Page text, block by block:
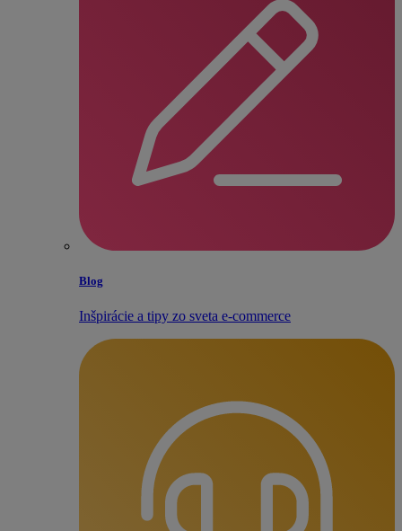
Blog
Inšpirácie a tipy zo sveta e‑commerce